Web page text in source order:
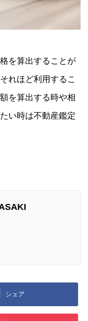
を算出することが
れほど利用するこ
を算出する時や相
い時は不動産鑑定
シェア